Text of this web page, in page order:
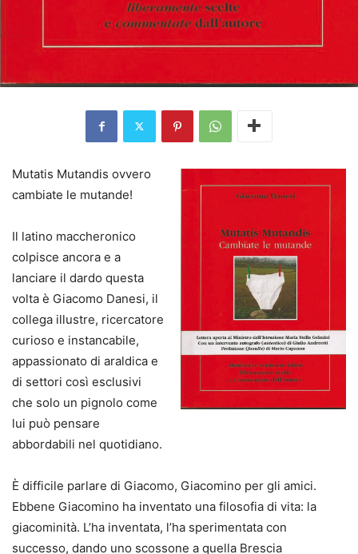
Mutatis Mutandis ovvero
cambiate le mutande!
Il latino maccheronico
colpisce ancora e a
lanciare il dardo questa
volta è Giacomo Danesi, il
collega illustre, ricercatore
curioso e instancabile,
appassionato di araldica e
di settori così esclusivi
che solo un pignolo come
lui può pensare
abbordabili nel quotidiano.
È difficile parlare di Giacomo, Giacomino per gli amici.
Ebbene Giacomino ha inventato una filosofia di vita: la
giacominità. L’ha inventata, l’ha sperimentata con
successo, dando uno scossone a quella Brescia